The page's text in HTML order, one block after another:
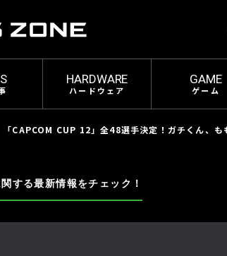
HARDWARE
ハードウェア
GAME
ゲーム
「CAPCOM CUP 12」全48選手決定！ガチくん、
する最新情報をチェック！